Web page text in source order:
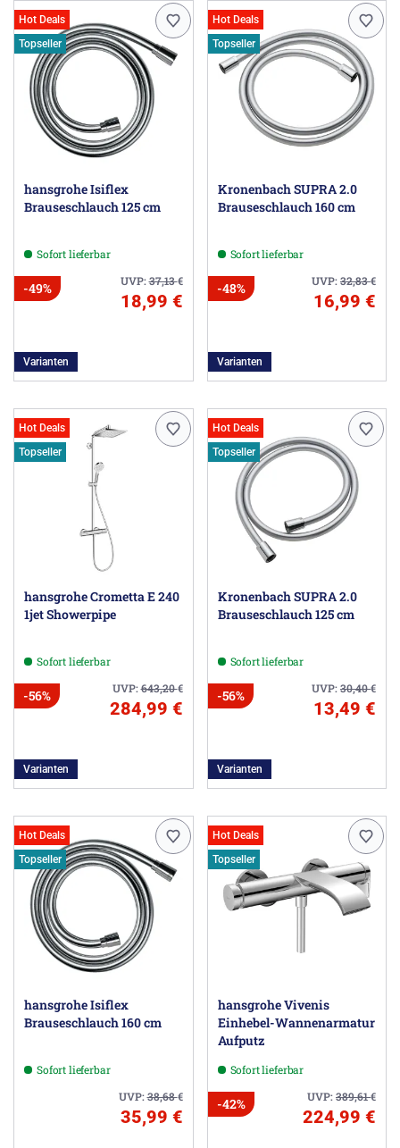
Hot Deals
Topseller
hansgrohe Isiflex
Brauseschlauch 125 cm
Sofort lieferbar
UVP:37,13€
-49%
18,99 €
Varianten
Hot Deals
Topseller
Kronenbach SUPRA 2.0
Brauseschlauch 160 cm
Sofort lieferbar
UVP:32,83€
-48%
16,99 €
Varianten
Hot Deals
Topseller
hansgrohe Crometta E 240
1jet Showerpipe
Sofort lieferbar
UVP:643,20€
-56%
284,99 €
Varianten
Hot Deals
Topseller
Kronenbach SUPRA 2.0
Brauseschlauch 125 cm
Sofort lieferbar
UVP:30,40€
-56%
13,49 €
Varianten
Hot Deals
Topseller
hansgrohe Isiflex
Brauseschlauch 160 cm
Sofort lieferbar
UVP:38,68€
35,99 €
Hot Deals
Topseller
hansgrohe Vivenis
Einhebel-Wannenarmatur
Aufputz
Sofort lieferbar
UVP:389,61€
-42%
224,99 €